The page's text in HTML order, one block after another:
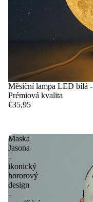
Měsíční lampa LED bílá -
Prémiová kvalita
€35,95
Maska
Jasona
-
ikonický
hororový
design
-